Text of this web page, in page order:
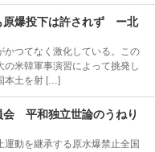
原爆投下は許されず ー北
つてなく激化している。この
米韓軍事演習によって挑発し
本土を射 […]
会 平和独立世論のうねり
動を継承する原水爆禁止全国